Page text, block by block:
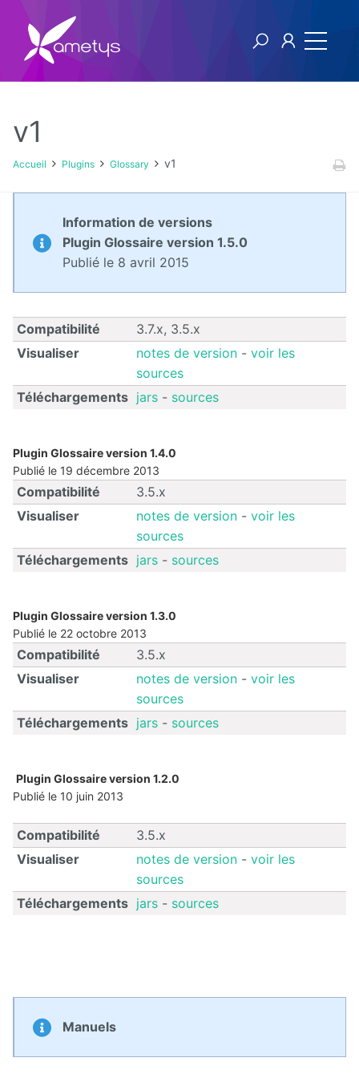
Plugins
AI
Authentification
NTLM
Bluemind
BPM
Calendar
Cart
Classified
Ads
Content
IO
Editor
Dashboard
Exchange
External
Data
Management
Edition
v1
Accueil Plugins Glossary v1
Information de versions
Plugin Glossaire version 1.5.0
Publié le 8 avril 2015
Compatibilité
3.7.x, 3.5.x
Visualiser
notes de version - voir les
sources
Téléchargements jars - sources
Plugin Glossaire version 1.4.0
Publié le 19 décembre 2013
Compatibilité
3.5.x
Visualiser
notes de version - voir les
sources
Téléchargements jars - sources
Plugin Glossaire version 1.3.0
Publié le 22 octobre 2013
Compatibilité
3.5.x
Visualiser
notes de version - voir les
sources
Téléchargements jars - sources
Plugin Glossaire version 1.2.0
Publié le 10 juin 2013
Compatibilité
3.5.x
Visualiser
notes de version - voir les
sources
Téléchargements jars - sources
Manuels